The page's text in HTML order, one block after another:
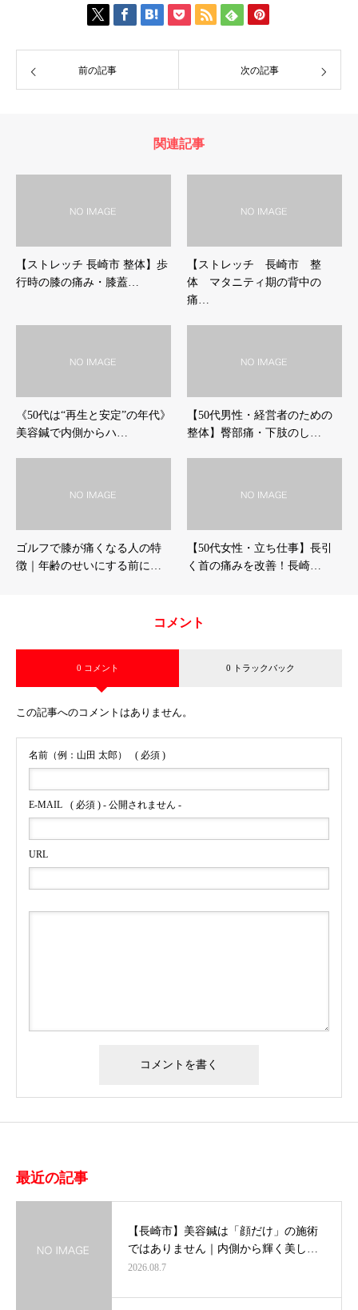
前の記事 次の記事
関連記事
【ストレッチ 長崎市 整体】歩
行時の膝の痛み・膝蓋…
【ストレッチ 長崎市 整
体 マタニティ期の背中の
痛…
《50代は“再生と安定”の年代》
美容鍼で内側からハ…
【50代男性・経営者のための
整体】臀部痛・下肢のし…
ゴルフで膝が痛くなる人の特
徴｜年齢のせいにする前に…
【50代女性・立ち仕事】長引
く首の痛みを改善！長崎…
コメント
0 コメント 0 トラックバック
この記事へのコメントはありません。
名前（例：山田 太郎） ( 必須 )
E-MAIL ( 必須 ) - 公開されません -
URL
最近の記事
【長崎市】美容鍼は「顔だけ」の施術
ではありません｜内側から輝く美し…
2026.08.7